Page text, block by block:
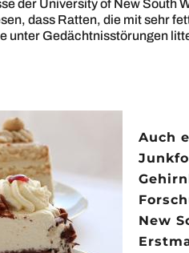
der University of New South
dass Ratten, die mit sehr
unter Gedächtnisstörungen
Auch
New